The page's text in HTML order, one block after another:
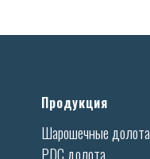
Продукция
Шарошечные долота
PDC долота